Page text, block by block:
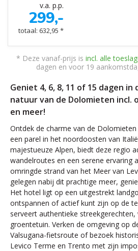
v.a. p.p.
299,-
totaal: 632,95 *
* Deze vanaf-prijs is incl. alle
dagen en voor 19
Geniet 4, 6, 8, 11 of 15 dagen
natuur van de Dolomieten incl.
en meer!
Ontdek de charme van de
een parel in het noordoosten van
majestueuze Alpen, biedt deze regio
wandelroutes en een serene ervaring
omringde strand van het Meer van
gelegen nabij dit prachtige meer,
Het hotel ligt op een uitgestrekt
ontspannen of actief kunt zijn op de
serveert authentieke streekgerechten,
groentetuin. Verken de omgeving op
Valsugana-fietsroute of bezoek
Levico Terme en Trento met zijn